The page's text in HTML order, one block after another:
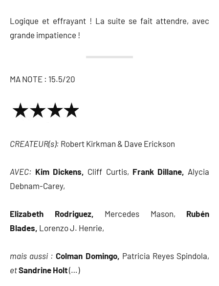
Logique et effrayant ! La suite se fait attendre, avec
grande impatience !
MA NOTE : 15.5/20
CREATEUR(s): Robert Kirkman & Dave Erickson
AVEC: Kim Dickens, Cliff Curtis, Frank Dillane, Alycia
Debnam-Carey,
Elizabeth Rodriguez, Mercedes Mason, Rubén
Blades, Lorenzo J. Henrie,
mais aussi : Colman Domingo, Patricia Reyes Spindola,
etSandrine Holt(…)